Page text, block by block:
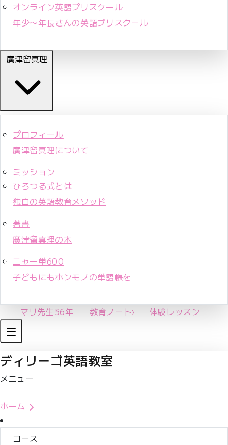
オンライン英語プリスクール
年少〜年長さんの英語プリスクール
廣津留真理
プロフィール
廣津留真理について
ミッション
ひろつる式とは
独自の英語教育メソッド
著書
廣津留真理の本
ニャー単600
子どもにもホンモノの単語帳を
マリ先生36年 教育ノート› 体験レッスン
ディリーゴ英語教室
メニュー
ホーム
コース